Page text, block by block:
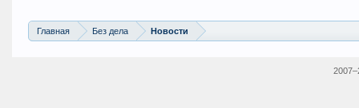
Главная Без дела Новости
2007–